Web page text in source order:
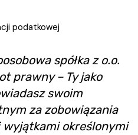
podatkowej
spółka z o.o.
prawny – Ty jako
swoim
za zobowiązania
wyjątkami określonymi